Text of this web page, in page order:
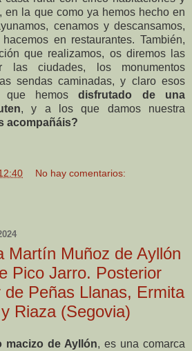
en la que como ya hemos hecho en
cenamos y descansamos,
en restaurantes. También,
que realizamos, os diremos las
las ciudades, los monumentos
sendas caminadas, y claro esos
que hemosdisfrutado de una
, y a los que damos nuestra
acompañáis?
No hay comentarios:
Martín Muñoz de Ayllón
Pico Jarro. Posterior
Peñas Llanas, Ermita
Riaza (Segovia)
macizo de Ayllón, es una comarca